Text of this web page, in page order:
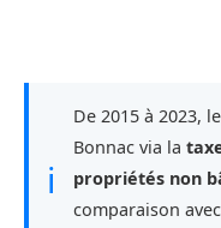
ℹ
De 2015 à 2023,
Bonnac via la
propriétés non
comparaison